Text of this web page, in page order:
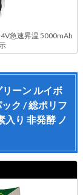
急速昇温 5000mAh
ーン ルイボ
ク / 総ポリフ
入り 非発酵 ノ